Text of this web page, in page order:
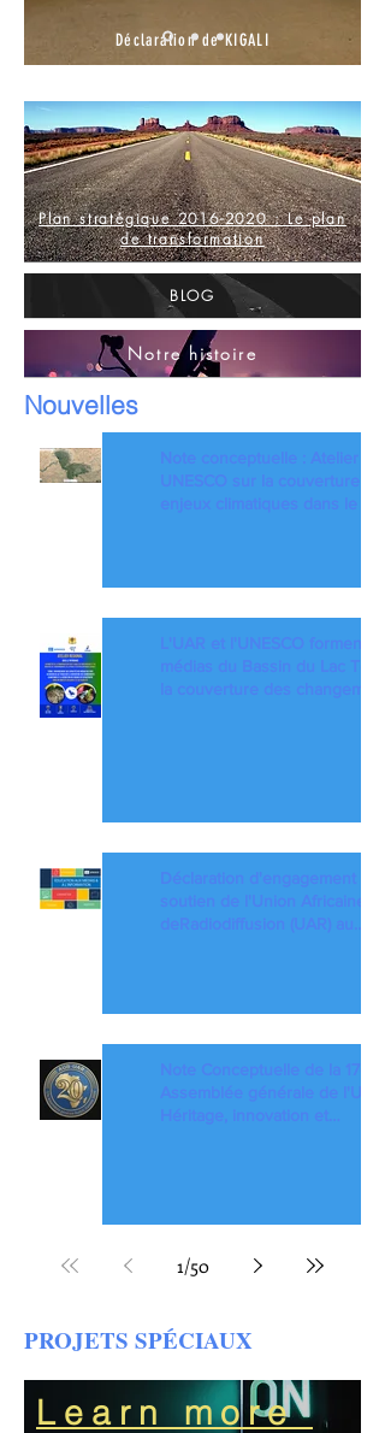
Déclaration de KIGALI
Plan stratégique 2016-2020 : Le plan
de transformation
BLOG
Notre histoire
Nouvelles
Note conceptuelle : Atelier
UNESCO sur la couverture des
enjeux climatiques dans le
L'UAR et l'UNESCO forment les
médias du Bassin du Lac
la couverture des
Déclaration d'engagement et
soutien de l'Union Africaine
deRadiodiffusion (UAR) au
Note Conceptuelle de la 17ème
Assemblée générale de l'UAR :
Héritage, innovation et
1/50
PROJETS SPÉCIAUX
Learn more